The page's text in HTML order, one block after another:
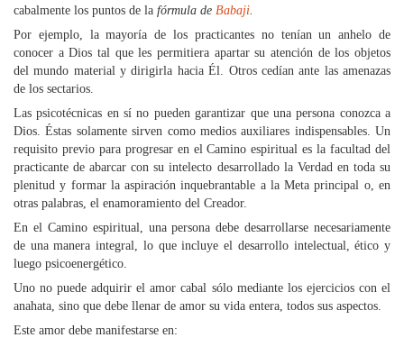
cabalmente los puntos de la fórmula de Babaji.
Por ejemplo, la mayoría de los practicantes no tenían un anhelo de
conocer a Dios tal que les permitiera apartar su atención de los objetos
del mundo material y dirigirla hacia Él. Otros cedían ante las amenazas
de los sectarios.
Las psicotécnicas en sí no pueden garantizar que una persona conozca a
Dios. Éstas solamente sirven como medios auxiliares indispensables. Un
requisito previo para progresar en el Camino espiritual es la facultad del
practicante de abarcar con su intelecto desarrollado la Verdad en toda su
plenitud y formar la aspiración inquebrantable a la Meta principal o, en
otras palabras, el enamoramiento del Creador.
En el Camino espiritual, una persona debe desarrollarse necesariamente
de una manera integral, lo que incluye el desarrollo intelectual, ético y
luego psicoenergético.
Uno no puede adquirir el amor cabal sólo mediante los ejercicios con el
anahata, sino que debe llenar de amor su vida entera, todos sus aspectos.
Este amor debe manifestarse en: